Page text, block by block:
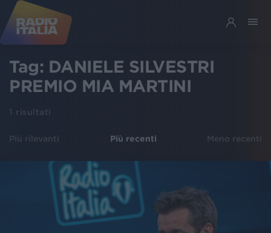
Tag: DANIELE SILVESTRI
PREMIO MIA MARTINI
1 risultati
Più rilevanti Più recenti Meno recenti